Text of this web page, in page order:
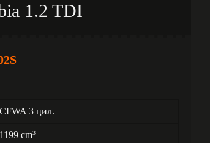
1.2 TDI
CFWA 3 цил.
1199 cm3